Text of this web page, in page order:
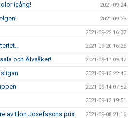
igång! 2021-09-24
2021-09-23
2021-09-22 16:37
2021-09-20 16:26
och Älvsåker! 2021-09-17 09:47
2021-09-15 22:40
2021-09-14 07:52
2021-09-13 19:51
av Elon Josefssons pris! 2021-09-08 21:16